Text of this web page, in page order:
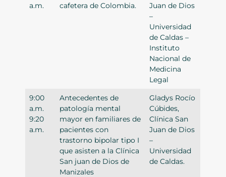
a.m.
cafetera de Colombia.
Juan de Dios
–
Universidad
de Caldas –
Instituto
Nacional de
Medicina
Legal
9:00
a.m.
9:20
a.m.
Antecedentes de
patología mental
mayor en familiares de
pacientes con
trastorno bipolar tipo I
que asisten a la Clínica
San juan de Dios de
Manizales
Gladys Rocío
Cúbides,
Clínica San
Juan de Dios
–
Universidad
de Caldas.